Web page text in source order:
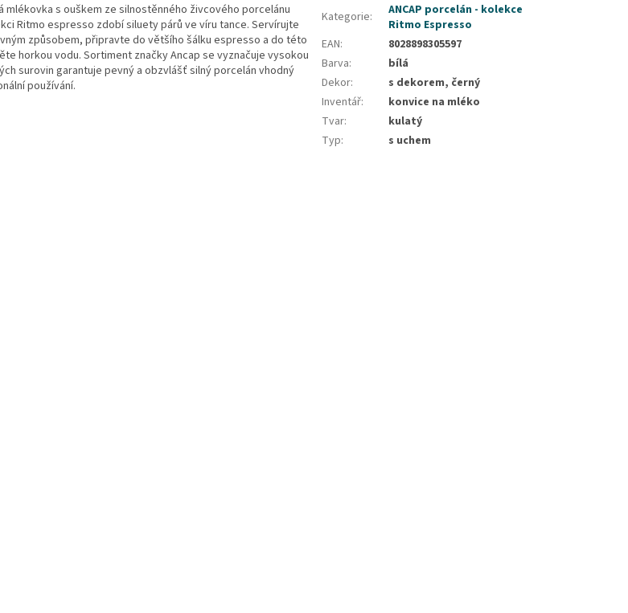
mlékovka s ouškem ze silnostěnného živcového porcelánu
Ritmo espresso zdobí siluety párů ve víru tance. Servírujte
způsobem, připravte do většího šálku espresso a do této
horkou vodu. Sortiment značky Ancap se vyznačuje vysokou
surovin garantuje pevný a obzvlášť silný porcelán vhodný
používání.
Kategorie:
ANCAP porcelán - kolekce
Ritmo Espresso
EAN:
8028898305597
Barva:
bílá
Dekor:
s dekorem, černý
Inventář:
konvice na mléko
Tvar:
kulatý
Typ: s uchem